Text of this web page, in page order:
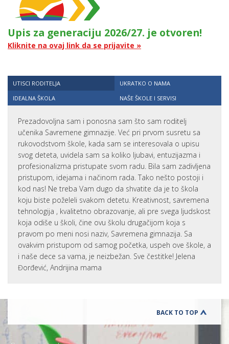
Upis za generaciju 2026/27. je otvoren!
Kliknite na ovaj link da se prijavite »
UTISCI RODITELJA
UKRATKO O NAMA
IDEALNA ŠKOLA
NAŠE ŠKOLE I SERVISI
Prezadovoljna sam i ponosna sam što sam roditelj
učenika Savremene gimnazije. Već pri prvom susretu sa
rukovodstvom škole, kada sam se interesovala o upisu
svog deteta, uvidela sam sa koliko ljubavi, entuzijazma i
profesionalizma pristupate svom radu. Bila sam zadivljena
pristupom, idejama i načinom rada. Tako nešto postoji i
kod nas! Ne treba Vam dugo da shvatite da je to škola
koju biste poželeli svakom detetu. Kreativnost, savremena
tehnologija , kvalitetno obrazovanje, ali pre svega ljudskost
koja odiše u školi, čine ovu školu drugačijom koja s
pravom po meni nosi naziv, Savremena gimnazija. Sa
ovakvim pristupom od samog početka, uspeh ove škole, a
i naše dece sa vama, je neizbežan. Sve čestitke! Jelena
Đorđević, Andrijina mama
BACK TO TOP